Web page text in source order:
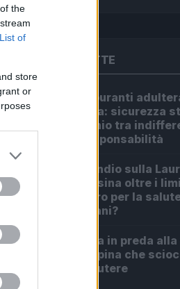
the
of
store
or
PIÙ LETTE
Carburanti
Roma: sicurezza
rischio tra
irresponsabilità
Incendio sulla
diossina oltre i
futuro per la
romani?
Roma in preda
la rapina che
discutere